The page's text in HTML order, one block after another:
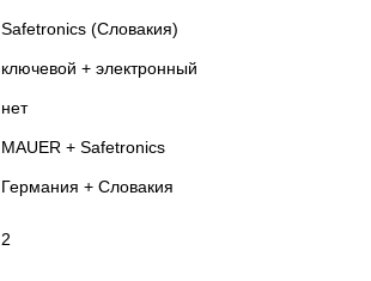
Safetronics (Словакия)
ключевой + электронный
нет
MAUER + Safetronics
Германия + Словакия
2